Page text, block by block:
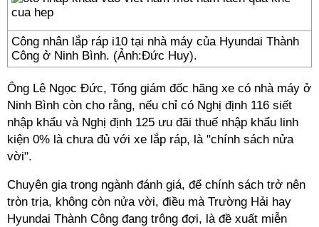
Công nhân lắp ráp i10 tại nhà máy của Hyundai Thành
Công ở Ninh Bình. (Ảnh:Đức Huy).
Ông Lê Ngọc Đức, Tổng giám đốc hãng xe có nhà máy ở
Ninh Bình còn cho rằng, nếu chỉ có Nghị định 116 siết
nhập khẩu và Nghị định 125 ưu đãi thuế nhập khẩu linh
kiện 0% là chưa đủ với xe lắp ráp, là "chính sách nửa
vời".
Chuyên gia trong ngành đánh giá, để chính sách trở nên
tròn trịa, không còn nửa vời, điều mà Trường Hải hay
Hyundai Thành Công đang trông đợi, là đề xuất miễn